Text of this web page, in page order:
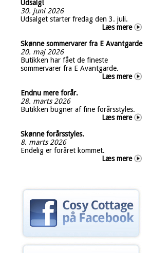
Udsalg!
30. juni 2026
Udsalget starter fredag den 3. juli.
Læs mere
Skønne sommervarer fra E Avantgarde
20. maj 2026
Butikken har fået de fineste
sommervarer fra E Avantgarde.
Læs mere
Endnu mere forår.
28. marts 2026
Butikken bugner af fine forårsstyles.
Læs mere
Skønne forårsstyles.
8. marts 2026
Endelig er foråret kommet.
Læs mere